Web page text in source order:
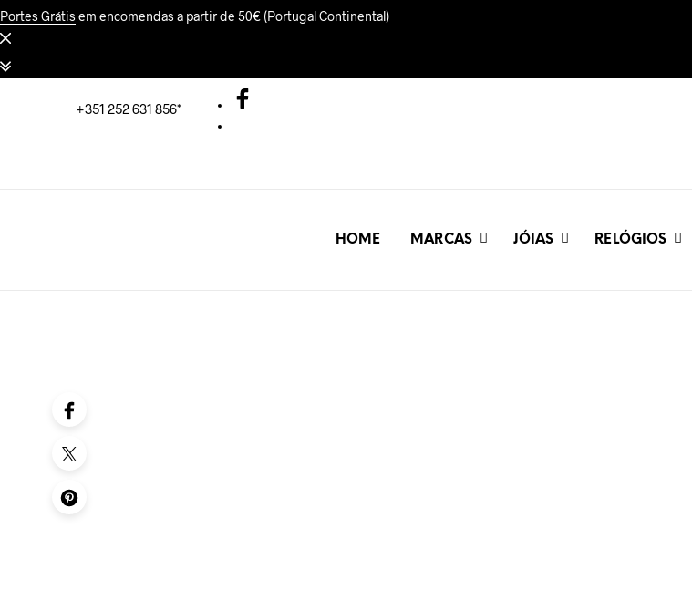
Portes Grátisem encomendas a partir de 50€ (Portugal Continental)
+351 252 631 856*
HOME MARCAS JÓIAS RELÓGIOS